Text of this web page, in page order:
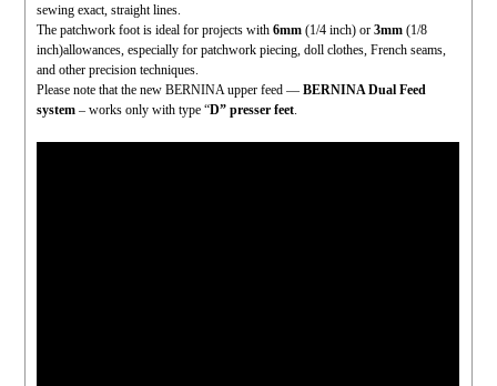
sewing exact, straight lines.
The patchwork foot is ideal for projects with6mm (1/4 inch) or3mm (1/8
inch)allowances, especially for patchwork piecing, doll clothes, French seams,
and other precision techniques.
Please note that the new BERNINA upper feed —BERNINA Dual Feed
system – works only with type “D” presser feet.